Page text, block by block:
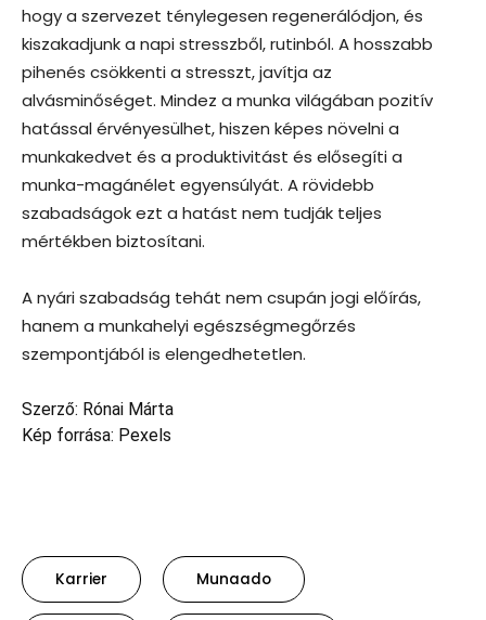
hogy a szervezet ténylegesen regenerálódjon, és
kiszakadjunk a napi stresszből, rutinból. A hosszabb
pihenés csökkenti a stresszt, javítja az
alvásminőséget. Mindez a munka világában pozitív
hatással érvényesülhet, hiszen képes növelni a
munkakedvet és a produktivitást és elősegíti a
munka-magánélet egyensúlyát. A rövidebb
szabadságok ezt a hatást nem tudják teljes
mértékben biztosítani.
A nyári szabadság tehát nem csupán jogi előírás,
hanem a munkahelyi egészségmegőrzés
szempontjából is elengedhetetlen.
Szerző: Rónai Márta
Kép forrása: Pexels
Karrier Munaado